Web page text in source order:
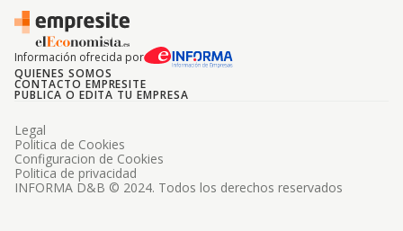
Información ofrecida por
QUIENES SOMOS
CONTACTO EMPRESITE
PUBLICA O EDITA TU EMPRESA
INFORMA D&B © 2024. Todos los derechos reservados
Legal
Politica de Cookies
Configuracion de Cookies
Politica de privacidad